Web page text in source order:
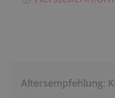
Altersempfehlung: